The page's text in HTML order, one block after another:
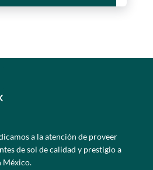
a la atención de proveer
de sol de calidad y prestigio a
México.